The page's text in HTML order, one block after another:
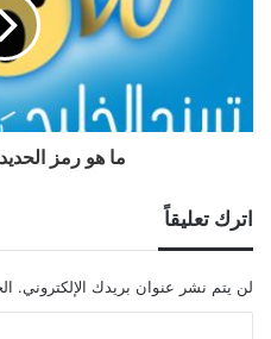
ما هو رمز
اترك تعليقاً
لن يتم نشر عنوان بريدك الإلكتروني.